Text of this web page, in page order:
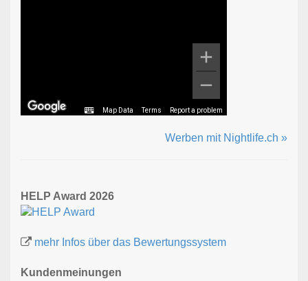
Map Data Terms Report a problem
Werben mit Nightlife.ch »
HELP Award 2026
mehr Infos über das Bewertungssystem
Kundenmeinungen